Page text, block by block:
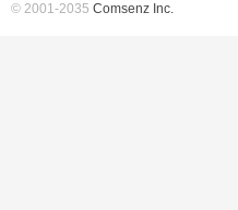
© 2001-2035 Comsenz Inc.